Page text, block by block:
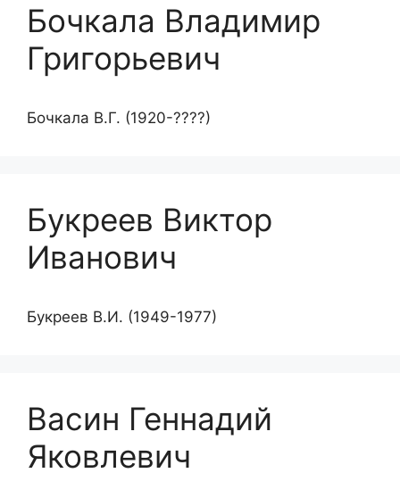
Бочкала Владимир
Григорьевич
Бочкала В.Г. (1920-????)
Букреев Виктор
Иванович
Букреев В.И. (1949-1977)
Васин Геннадий
Яковлевич